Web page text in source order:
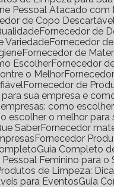
Pessoal Atacado com
de Copo
Fornecedor de
Variedade Fornecedor
Fornecedor de
Escolher Fornecedor
o Melhor
Fornecedor de
sua empresa e
como
escolher o melhor para
Saber Fornecedor
Fornecedor
Guia Completo
Feminino para o
de Limpeza:
para Eventos
Guia